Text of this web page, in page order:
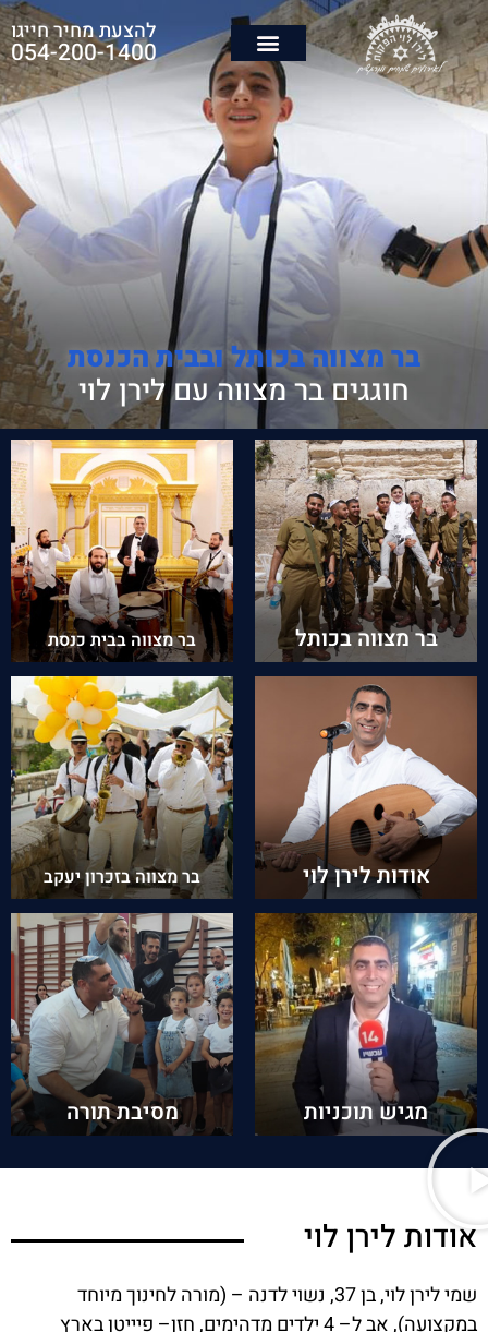
להצעת מחיר חייגו
054-200-1400
בר מצווה בכותל ובבית הכנסת
חוגגים בר מצווה עם לירן לוי
בר מצווה בכותל בר מצווה בבית כנסת
אודות לירן לוי בר מצווה בזכרון יעקב
מגיש תוכניות מסיבת תורה
אודות לירן לוי
שמי לירן לוי, בן 37, נשוי לדנה – (מורה לחינוך מיוחד
במקצועה), אב ל– 4 ילדים מדהימים, חזן– פיייטן בארץ